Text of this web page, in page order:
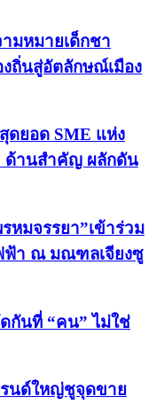
มหมายเด็กชา
งถิ่นสู่อัตลักษณ์เมือง
ดยอด SME แห่ง
ด้านสำคัญ ผลักดัน
หมจรรยา”เข้าร่วม
ฟ้า ณ มณฑลเจียงซู
กันที่ “คน” ไม่ใช่
นด์ใหญ่ชูจุดขาย